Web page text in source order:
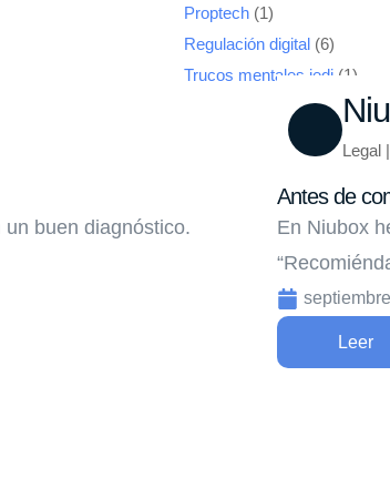
Proptech (1)
Regulación digital (6)
Trucos mentales jedi (1)
buen diagnóstico.
Legal
Antes de
En Niubox
Leer